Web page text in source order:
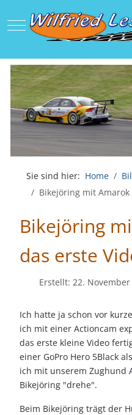
Mobile Menu Toggle
Sie sind hier: Home
Bikejöring mit
Bikejöring
das erste
Erstellt: 22. November
Ich hatte ja schon vor
ich mit einer Actioncam
das erste kleine Video
einer GoPro Hero 5Black
ich mit unserem Zughund
Bikejöring "drehe".
Beim Bikejöring trägt der